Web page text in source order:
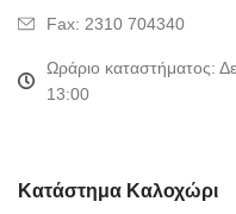
Fax: 2310 704340
Ωράριο καταστήματος:
13:00
Κατάστημα Καλοχώρι